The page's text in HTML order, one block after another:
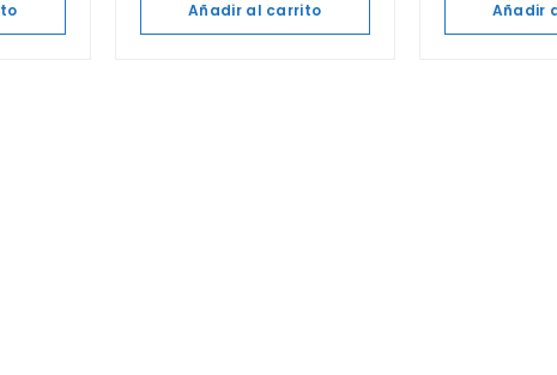
Añadir al carrito Añadir